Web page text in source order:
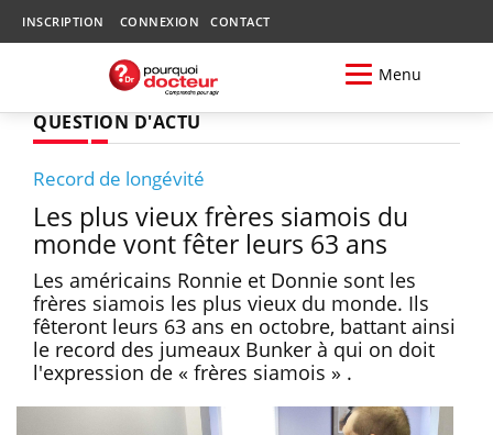
INSCRIPTION CONNEXION CONTACT
Menu
QUESTION D'ACTU
Record de longévité
Les plus vieux frères siamois du
monde vont fêter leurs 63 ans
Les américains Ronnie et Donnie sont les
frères siamois les plus vieux du monde. Ils
fêteront leurs 63 ans en octobre, battant ainsi
le record des jumeaux Bunker à qui on doit
l'expression de « frères siamois » .